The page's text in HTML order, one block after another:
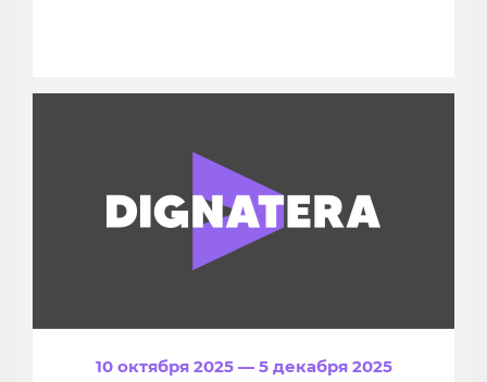
10 октября 2025 — 5 декабря 2025